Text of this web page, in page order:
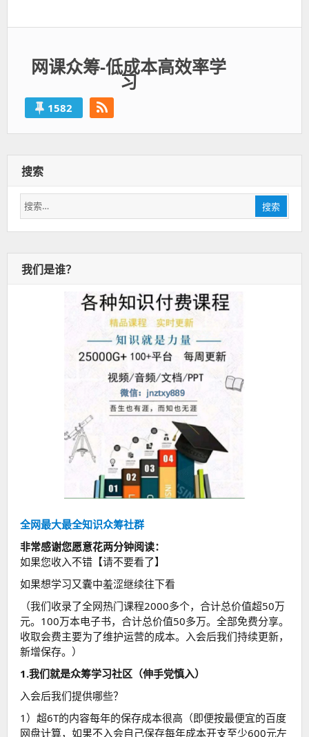
网课众筹-低成本高效率学
习
1582
搜索
搜
索：
搜索
我们是谁？
全网最大最全知识众筹社群
非常感谢您愿意花两分钟阅读：
如果您收入不错【请不要看了】
如果想学习又囊中羞涩继续往下看
（我们收录了全网热门课程2000多个，合计总价值超50万
元。100万本电子书，合计总价值50多万。全部免费分享。
收取会费主要为了维护运营的成本。入会后我们持续更新，
新增保存。）
1.我们就是众筹学习社区（伸手党慎入）
入会后我们提供哪些？
1）超6T的内容每年的保存成本很高（即便按最便宜的百度
网盘计算，如果不入会自己保存每年成本开支至少600元左